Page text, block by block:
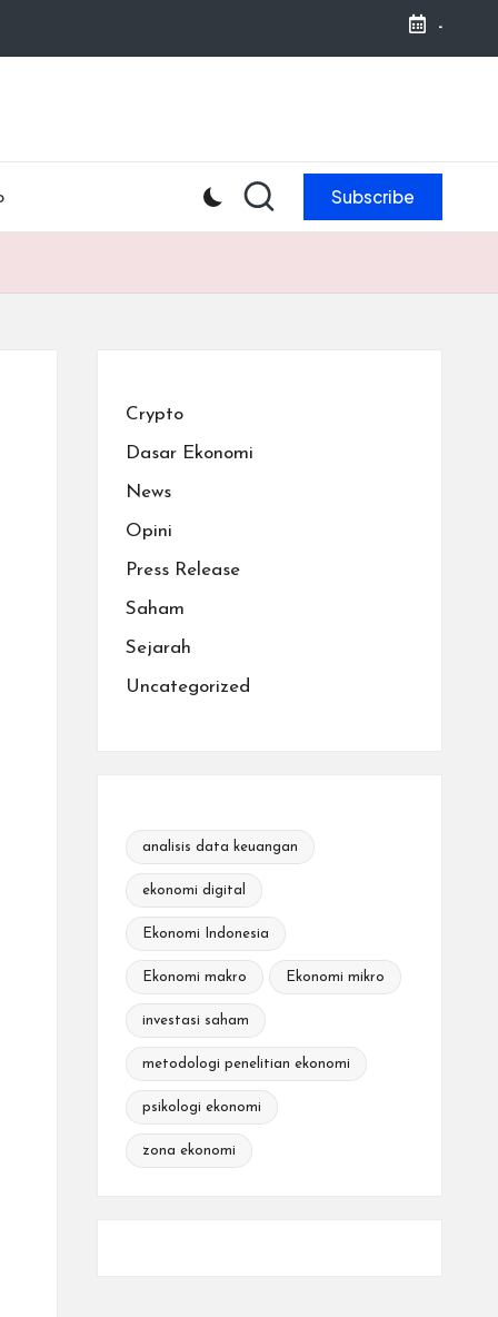
-
Subscribe
Crypto
Dasar Ekonomi
News
Opini
Press Release
Saham
Sejarah
Uncategorized
analisis data keuangan
ekonomi digital
Ekonomi Indonesia
Ekonomi makro Ekonomi mikro
investasi saham
metodologi penelitian ekonomi
psikologi ekonomi
zona ekonomi